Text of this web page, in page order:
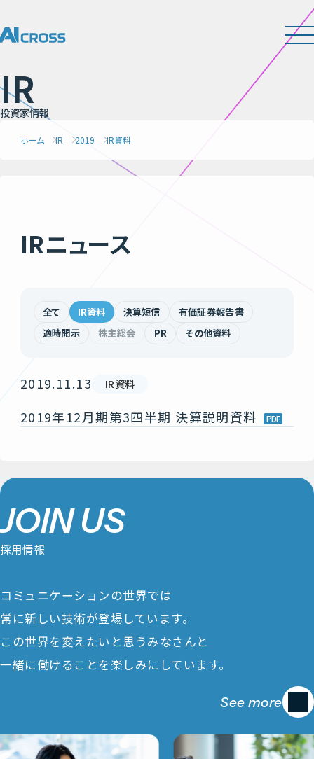
IR
投資家情報
ホーム IR 2019 IR資料
IRニュース
全て IR資料 決算短信
有価証券報告書
適時開示
株主総会 PR その他資料
2019.11.13 IR資料
2019年12月期第3四半期 決算説明資料
JOIN US
採用情報
コミュニケーションの世界では
常に新しい技術が登場しています。
この世界を変えたいと思うみなさんと
一緒に働けることを楽しみにしています。
See more